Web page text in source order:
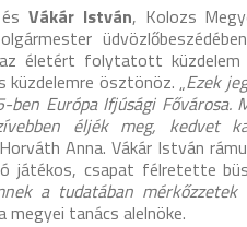
Vákár István, Kolozs
életért folytatott
küzdelemre ösztönöz. „Ezek
Európa Ifjúsági
éljék meg, kedvet
Anna. Vákár István
játékos, csapat félretette
a tudatában
tanács alelnöke.